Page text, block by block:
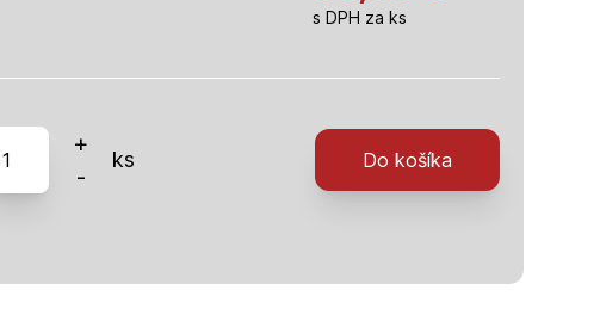
s DPH za ks
+
-
ks Do košíka